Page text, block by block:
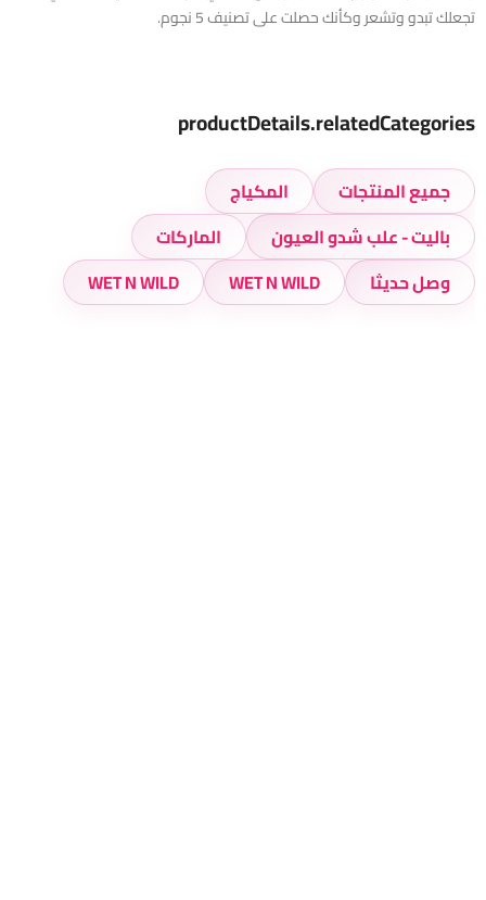
تجعلك تبدو وتشعر وكأنك حصلت على تصنيف 5 نجوم.
productDetails.relatedCategories
جميع المنتجات
المكياج
باليت - علب شدو العيون
الماركات
وصل حديثا
WET N WILD
WET N WILD